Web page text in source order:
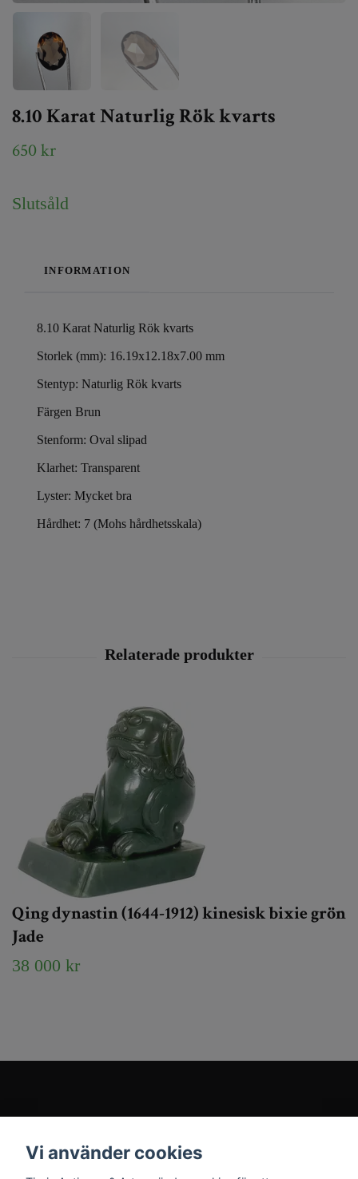
8.10 Karat Naturlig Rök kvarts
650 kr
Slutsåld
INFORMATION
8.10 Karat Naturlig Rök kvarts
Storlek (mm): 16.19x12.18x7.00 mm
Stentyp: Naturlig Rök kvarts
Färgen Brun
Stenform: Oval slipad
Klarhet: Transparent
Lyster: Mycket bra
Hårdhet: 7 (Mohs hårdhetsskala)
Qing dynastin (1644-1912) kinesisk bixie grön
Jade
38 000 kr
Vi använder cookies